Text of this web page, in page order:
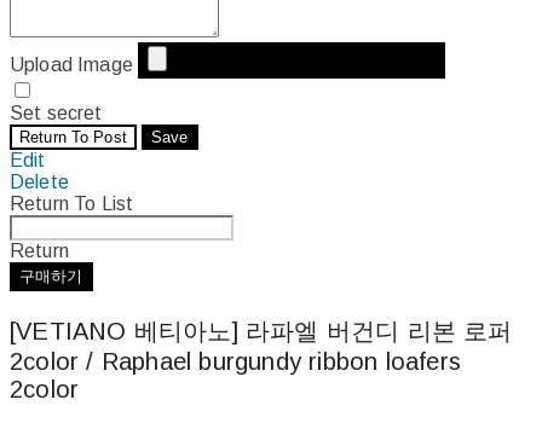
Upload Image
Set secret
Return To Post Save
Edit
Delete
Return To List
Return
구매하기
[VETIANO 베티아노] 라파엘 버건디 리본 로퍼
2color / Raphael burgundy ribbon loafers
2color